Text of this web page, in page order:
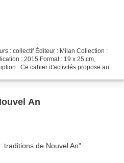
: collectif Éditeur : Milan Collection :
: 2015 Format : 19 x 25 cm,
: Ce cahier d'activités propose aux
An